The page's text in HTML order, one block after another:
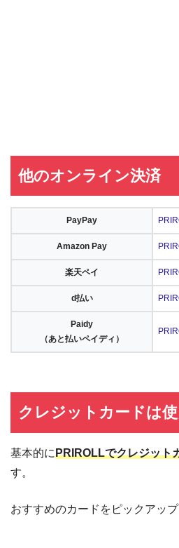
他のオンライン決済
PayPay
Amazon Pay
楽天ペイ
d払い
Paidy
（あと払いペイディ）
クレジットカードは
基本的にPRIROLLでクレジット
す。
おすすめのカードをピックアップ